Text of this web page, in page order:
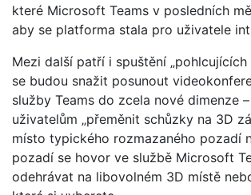
které Microsoft Teams v posledních
aby se platforma stala pro uživatele
Mezi další patří i spuštění „pohlcujících
se budou snažit posunout
služby Teams do zcela nové dimenze
uživatelům „přeměnit schůzky na 3D
místo typického rozmazaného pozadí
pozadí se hovor ve službě Microsoft
odehrávat na libovolném 3D místě